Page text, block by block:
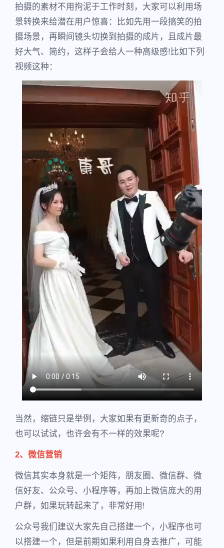
拍摄的素材不用拘泥于工作时刻，大家可以利用场
景转换来给潜在用户惊喜：比如先用一段搞笑的拍
摄场景，再瞬间镜头切换到拍摄的成片，且成片最
好大气、简约，这样子会给人一种高级感!比如下列
视频这种：
当然，缩链只是举例，大家如果有更新奇的点子，
也可以试试，也许会有不一样的效果呢?
2、微信营销
微信其实本身就是一个矩阵，朋友圈、微信群、微
信好友、公众号、小程序等，再加上微信庞大的用
户群，如果玩转起来了，非常好用!
公众号我们建议大家先自己搭建一个，小程序也可
以搭建一个，但是前期如果利用自身去推广，可能